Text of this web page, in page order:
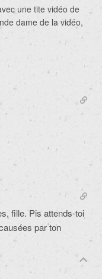
une tite vidéo de
dame de la vidéo,
fille. Pis attends-toi
par ton